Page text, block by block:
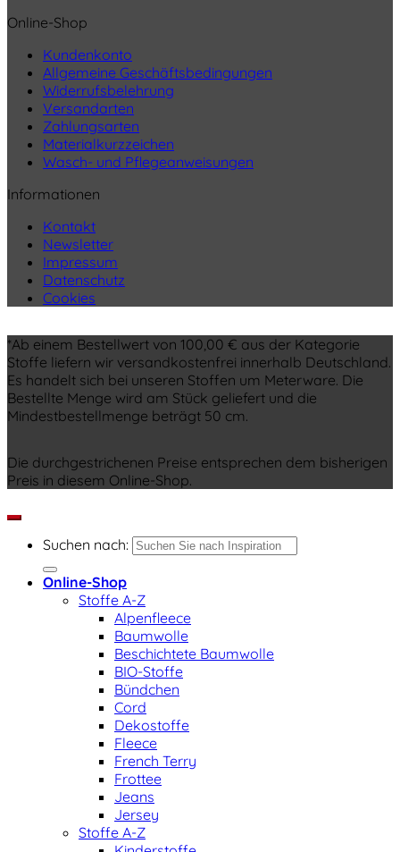
Online-Shop
Kundenkonto
Allgemeine Geschäftsbedingungen
Widerrufsbelehrung
Versandarten
Zahlungsarten
Materialkurzzeichen
Wasch- und Pflegeanweisungen
Informationen
Kontakt
Newsletter
Impressum
Datenschutz
Cookies
*Ab einem Bestellwert von 100,00 € aus der Kategorie
Stoffe liefern wir versandkostenfrei innerhalb Deutschland.
Es handelt sich bei unseren Stoffen um Meterware. Die
Bestellte Menge wird am Stück geliefert und die
Mindestbestellmenge beträgt 50 cm.
Die durchgestrichenen Preise entsprechen dem bisherigen
Preis in diesem Online-Shop.
Suchen nach:
Online-Shop
Stoffe A-Z
Alpenfleece
Baumwolle
Beschichtete Baumwolle
BIO-Stoffe
Bündchen
Cord
Dekostoffe
Fleece
French Terry
Frottee
Jeans
Jersey
Stoffe A-Z